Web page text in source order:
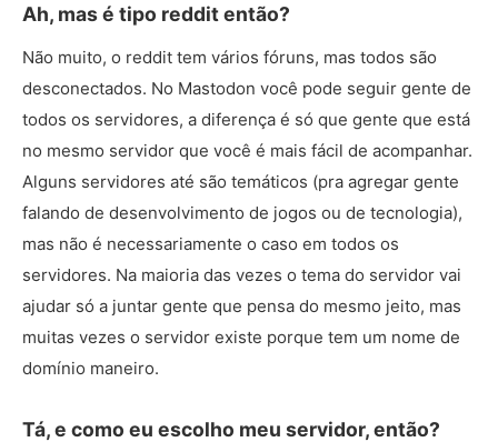
Ah, mas é tipo reddit então?
Não muito, o reddit tem vários fóruns, mas todos são
desconectados. No Mastodon você pode seguir gente de
todos os servidores, a diferença é só que gente que está
no mesmo servidor que você é mais fácil de acompanhar.
Alguns servidores até são temáticos (pra agregar gente
falando de desenvolvimento de jogos ou de tecnologia),
mas não é necessariamente o caso em todos os
servidores. Na maioria das vezes o tema do servidor vai
ajudar só a juntar gente que pensa do mesmo jeito, mas
muitas vezes o servidor existe porque tem um nome de
domínio maneiro.
Tá, e como eu escolho meu servidor, então?